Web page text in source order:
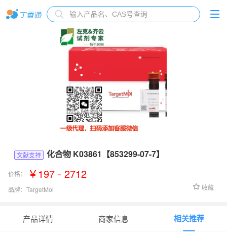
文献支持 化合物 K03861【853299-07-7】
价格： ￥197 - 2712
品牌： TargetMol 收藏
产品详情 商家信息 相关推荐